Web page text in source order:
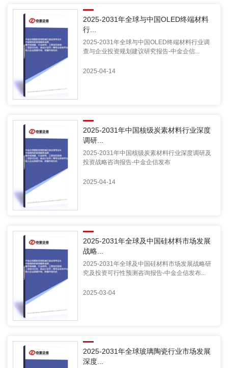
2025-2031年全球与中国OLED终端材料
行...
2025-2031年全球与中国OLED终端材料行业调
查与企业投资规划建议研究报告-中金企信...
2025-04-14
2025-2031年中国核级炭素材料行业深度
调研...
2025-2031年中国核级炭素材料行业深度调研及
投资战略咨询报告-中金企信发布
2025-04-14
2025-2031年全球及中国硅材料市场发展
战略...
2025-2031年全球及中国硅材料市场发展战略研
究及投资可行性预测咨询报告-中金企信发布...
2025-03-04
2025-2031年全球玻璃陶瓷行业市场发展
深度...